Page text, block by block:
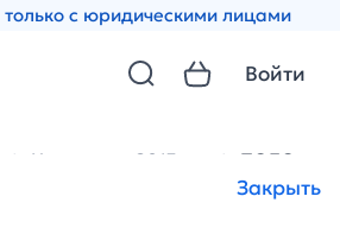
с юридическими лицами
Закрыть
Войти
Новости за 2013 год